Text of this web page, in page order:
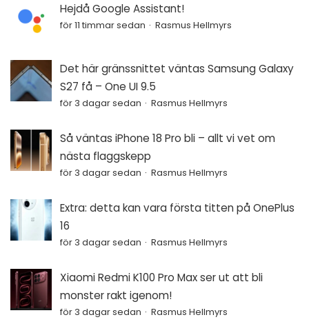
Hejdå Google Assistant!
för 11 timmar sedan Rasmus Hellmyrs
Det här gränssnittet väntas Samsung Galaxy
S27 få – One UI 9.5
för 3 dagar sedan Rasmus Hellmyrs
Så väntas iPhone 18 Pro bli – allt vi vet om
nästa flaggskepp
för 3 dagar sedan Rasmus Hellmyrs
Extra: detta kan vara första titten på OnePlus
16
för 3 dagar sedan Rasmus Hellmyrs
Xiaomi Redmi K100 Pro Max ser ut att bli
monster rakt igenom!
för 3 dagar sedan Rasmus Hellmyrs